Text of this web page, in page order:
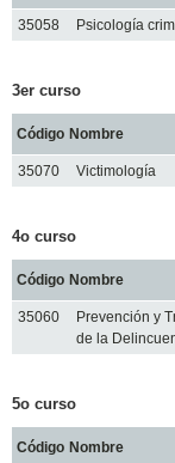
35058 Psicología
3er curso
Código Nombre
35070 Victimología
4o curso
Código Nombre
35060
Prevención y
de la
5o curso
Código Nombre